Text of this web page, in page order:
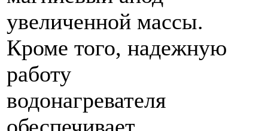
увеличенной массы.
Кроме того, надежную
работу
водонагревателя